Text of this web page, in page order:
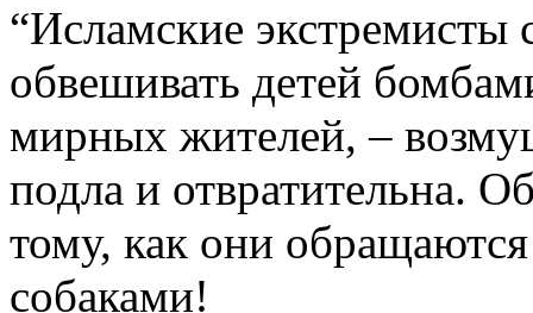
“Исламские экстремисты
обвешивать детей
мирных жителей, –
подла и отвратительна.
тому, как они
собаками!